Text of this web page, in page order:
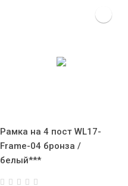
Рамка на 4 пост WL17-
Frame-04 бронза /
белый***